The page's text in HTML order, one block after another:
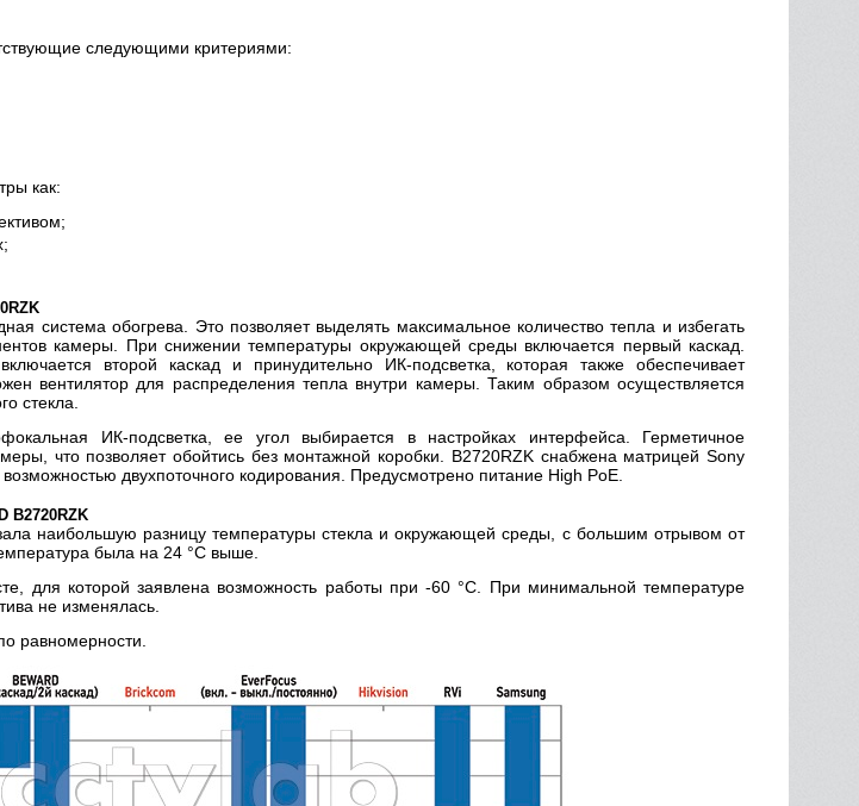
следующими критериями:
как:
система обогрева. Это позволяет выделять максимальное количество тепла и избегать
камеры. При снижении температуры окружающей среды включается первый каскад.
второй каскад и принудительно ИК-подсветка, которая также обеспечивает
вентилятор для распределения тепла внутри камеры. Таким образом осуществляется
стекла.
ИК-подсветка, ее угол выбирается в настройках интерфейса. Герметичное
что позволяет обойтись без монтажной коробки. B2720RZK снабжена матрицей Sony
двухпоточного кодирования. Предусмотрено питание High PoE.
B2720RZK
наибольшую разницу температуры стекла и окружающей среды, с большим отрывом от
была на 24 °С выше.
для которой заявлена возможность работы при -60 °С. При минимальной температуре
не изменялась.
равномерности.